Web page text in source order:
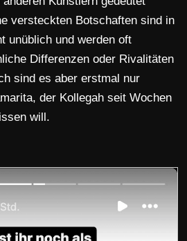
versteckten Botschaften sind in
unüblich und werden oft
Differenzen oder Rivalitäten
sind es aber erstmal nur
der Kollegah seit Wochen
will.